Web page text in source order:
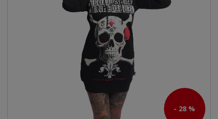
- 28 %